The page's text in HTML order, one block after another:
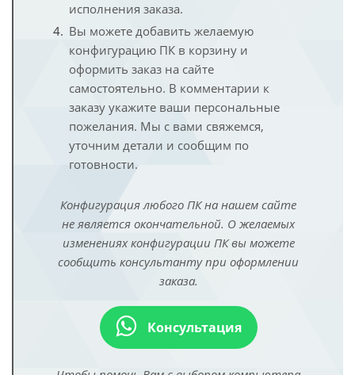
исполнения заказа.
Вы можете добавить желаемую
конфигурацию ПК в корзину и
оформить заказ на сайте
самостоятельно. В комментарии к
заказу укажите ваши персональные
пожелания. Мы с вами свяжемся,
уточним детали и сообщим по
готовности.
Конфигурация любого ПК на нашем сайте
не является окончательной. О желаемых
изменениях конфигурации ПК вы можете
сообщить консультанту при оформлении
заказа.
Консультация